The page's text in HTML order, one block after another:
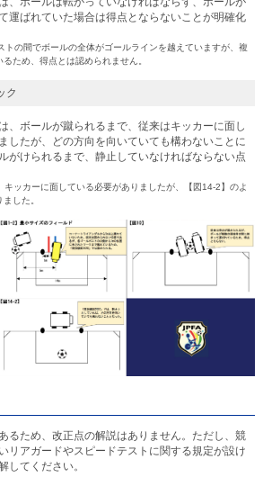
運ばれていた場合は得点とならないことが明確化
の間でボールの全体がゴールラインを越えていますが、複
ため、得点とは認められません。
ク
、ボールが蹴られるまで、従来はキッカーに面し
したが、どの方向を向いていても構わないことに
がけられるまで、静止していなければならない点
ッカーに面している必要がありましたが、【図14-2】のよ
した。
るため、改正点の解説はありません。ただし、競
リアガードやスピードテストに関する規定が設け
してください。